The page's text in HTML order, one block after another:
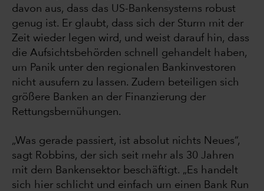
davon aus, dass das US-Bankensystems robust
genug ist. Er glaubt, dass sich der Sturm mit der
Zeit wieder legen wird, und weist darauf hin, dass
die Aufsichtsbehörden schnell gehandelt haben,
um Panik unter den regionalen Bankinvestoren
nicht ausufern zu lassen. Zudem beteiligen sich
größere Banken an der Finanzierung der
Rettungsbemühungen.
„Was gerade passiert, ist absolut nichts Neues“,
sagt Robbins, der sich seit mehr als 30 Jahren
mit dem Bankensektor beschäftigt. „Es handelt
sich hier schlicht und einfach um einen Bank Run